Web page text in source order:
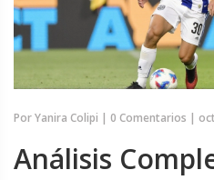
PorYanira Colipi | 0 Comentarios |
Análisis